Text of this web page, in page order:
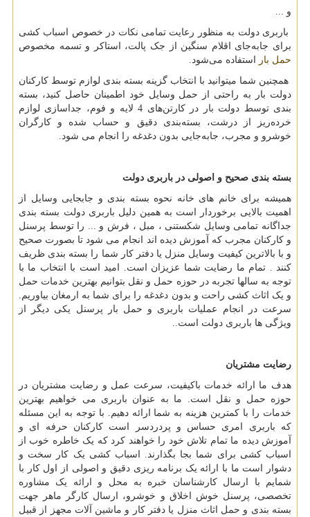
و
باربری دولت به منظور رعایت تمامی نکات در خصوص اسباب کشی
برای جابه‌جای اقلام سنگین از جک پالت، استاکر و تسمه مخصوص
حمل بار استفاده می‌شود
همچنین شما میتوانید با انتخاب گزینه بسته بندی لوازم توسط کارکنان
دولت بار به راحتی از حمل وسایل خود اطمینان حاصل کنید، بسته
بندی توسط دولت بار در کارتن‌های 4 لایه و فوم، جداسازی لوازم
خرده‌ریز از درشت، بسته‌بندی دقیق و حساب شده و کارگران
خوشرو و مجرب، جابه‌جایی بدون دغدغه را انجام می شود
بسته بندی صحیح و اصولی در باربری دولت
همیشه برای خانم های خانه نحوه بسته بندی و جابجایی وسایل از
اهمیت بالایی برخوردار است به همین دلیل باربری دولت بسته بندی
جداگانه تمامی وسایل شکستنی ، مبل ، فرش و ... را توسط پرسنل
و کارکنان مجرب که آموزش دیده اند انجام می شود تا بصورت صحیح
و با بالاترین کیفیت وسایل منزل یا دفتر کار شما را بسته بندی ظریف
کنند . تمام ما رضایت شما عزیزان است. امید است با انتخاب ما با
توجه به سالها تجربه در حوزه حمل و نقل بتوانیم بهترین خدمات حمل
و یک اثاث کشی راحت و بدون دغدغه را برای شما به ارمغان بیاوریم.
سرعت در انجام عملیات باربری و حمل بار پرسنل یکی دیگر از
ویژگی ها باربری دولت است
رضایت مشتریان
هدف ما ارائه خدمات باکیفیت، سرعت عمل و رضایت مشتریان در
حوزه حمل و نقل است. ما به عنوان باربری می خواهیم بهترین
خدمات را با کمترین هزینه به شما ارائه دهیم. با توجه به این مسئله
که باربری امری حساس و پردردسر است کارکنان حرفه ای و
آموزش دیده ما تمام تلاش خود را خواهند کرد که یک خاطره خوب از
اسباب کشی برای شما بجا بگذارند. اسباب کشی یک کار سخت و
دشوار است ما با ارائه یک برنامه ریزی دقیق و اصولی از اول کار با
شمایم با ارسال کارشناسان خبره به محل و ارائه یک مشاوره
تخصصی، پرسنل خوش اخلاق و خوشرو، ارسال کارگر ماهر جهت
بسته بندی و حمل اثاث منزل یا دفتر کار و ماشین آلات مجهز از قبیل